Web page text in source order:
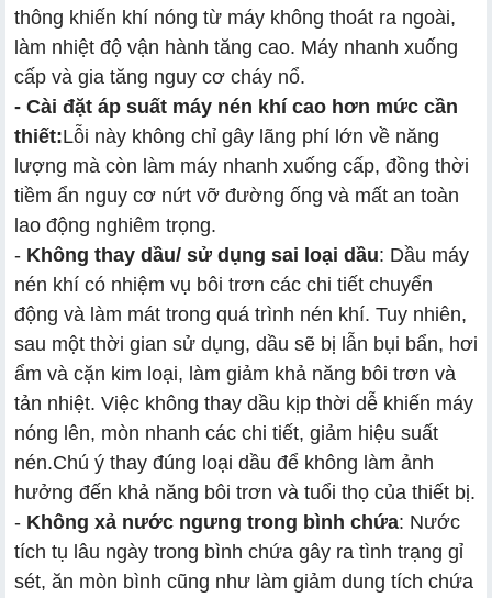
thông khiến khí nóng từ máy không thoát ra ngoài,
làm nhiệt độ vận hành tăng cao. Máy nhanh xuống
cấp và gia tăng nguy cơ cháy nổ.
- Cài đặt áp suất máy nén khí cao hơn mức cần
thiết:Lỗi này không chỉ gây lãng phí lớn về năng
lượng mà còn làm máy nhanh xuống cấp, đồng thời
tiềm ẩn nguy cơ nứt vỡ đường ống và mất an toàn
lao động nghiêm trọng.
- Không thay dầu/ sử dụng sai loại dầu: Dầu máy
nén khí có nhiệm vụ bôi trơn các chi tiết chuyển
động và làm mát trong quá trình nén khí. Tuy nhiên,
sau một thời gian sử dụng, dầu sẽ bị lẫn bụi bẩn, hơi
ẩm và cặn kim loại, làm giảm khả năng bôi trơn và
tản nhiệt. Việc không thay dầu kịp thời dễ khiến máy
nóng lên, mòn nhanh các chi tiết, giảm hiệu suất
nén.Chú ý thay đúng loại dầu để không làm ảnh
hưởng đến khả năng bôi trơn và tuổi thọ của thiết bị.
- Không xả nước ngưng trong bình chứa: Nước
tích tụ lâu ngày trong bình chứa gây ra tình trạng gỉ
sét, ăn mòn bình cũng như làm giảm dung tích chứa